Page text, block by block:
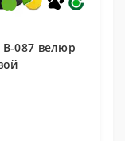
087 велюр